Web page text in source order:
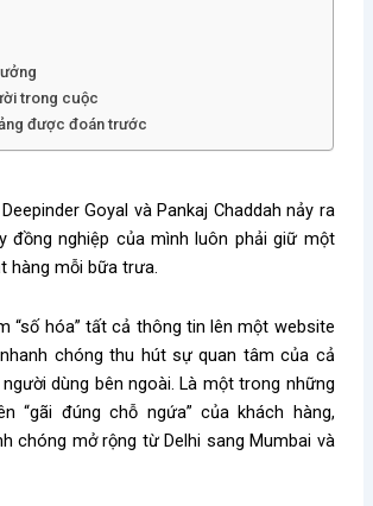
trong cuộc
được đoán trước
Goyal và Pankaj Chaddah nảy ra
đồng nghiệp của mình luôn phải giữ một
hàng mỗi bữa trưa.
“số hóa” tất cả thông tin lên một website
chóng thu hút sự quan tâm của cả
dùng bên ngoài. Là một trong những
“gãi đúng chỗ ngứa” của khách hàng,
chóng mở rộng từ Delhi sang Mumbai và